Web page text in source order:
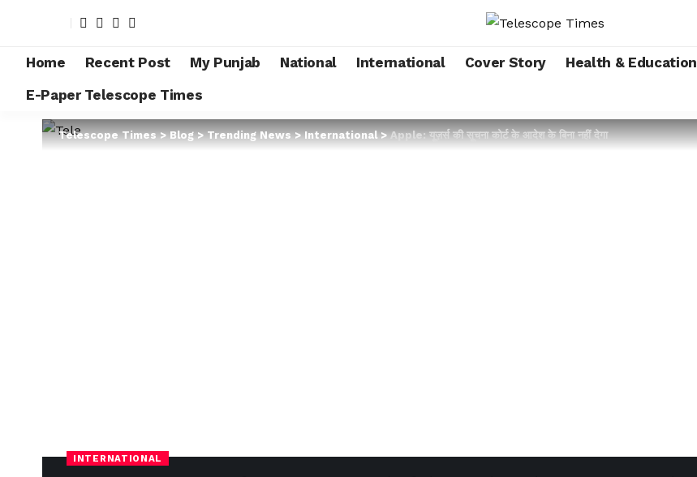
Home Recent Post My Punjab National International Cover Story Health & Education
E-Paper Telescope Times
Telescope Times>Blog>Trending News>International>Apple: यूज़र्स की सूचना कोर्ट के आदेश के बिना नहीं देगा
INTERNATIONAL